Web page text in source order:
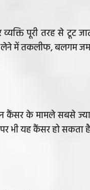
पूरी तरह से टूट
लेने में तकलीफ, बलगम
के मामले सबसे
भी यह कैंसर हो सकता